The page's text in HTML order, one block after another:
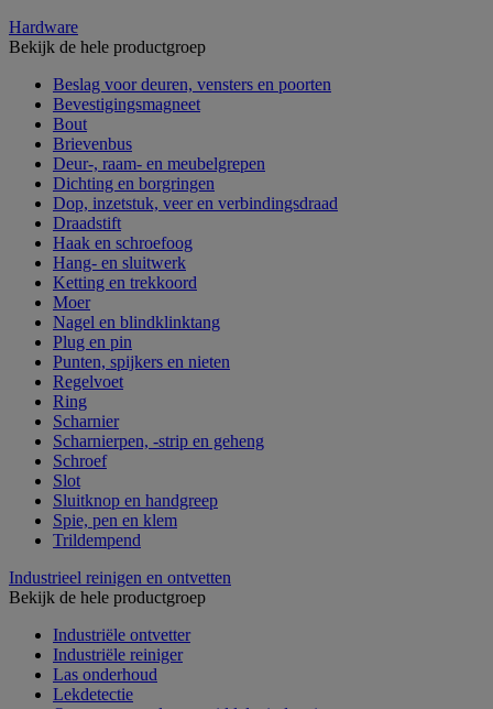
Hardware
Bekijk de hele productgroep
Beslag voor deuren, vensters en poorten
Bevestigingsmagneet
Bout
Brievenbus
Deur-, raam- en meubelgrepen
Dichting en borgringen
Dop, inzetstuk, veer en verbindingsdraad
Draadstift
Haak en schroefoog
Hang- en sluitwerk
Ketting en trekkoord
Moer
Nagel en blindklinktang
Plug en pin
Punten, spijkers en nieten
Regelvoet
Ring
Scharnier
Scharnierpen, -strip en geheng
Schroef
Slot
Sluitknop en handgreep
Spie, pen en klem
Trildempend
Industrieel reinigen en ontvetten
Bekijk de hele productgroep
Industriële ontvetter
Industriële reiniger
Las onderhoud
Lekdetectie